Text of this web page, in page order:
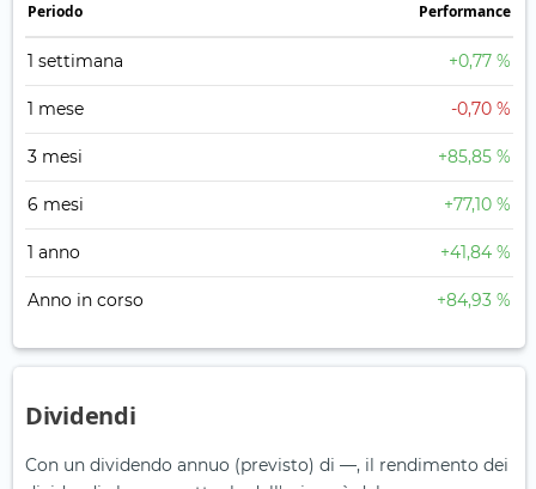
Periodo Performance
1 settimana +0,77 %
1 mese -0,70 %
3 mesi +85,85 %
6 mesi +77,10 %
1 anno +41,84 %
Anno in corso +84,93 %
Dividendi
Con un dividendo annuo (previsto) di —, il rendimento dei